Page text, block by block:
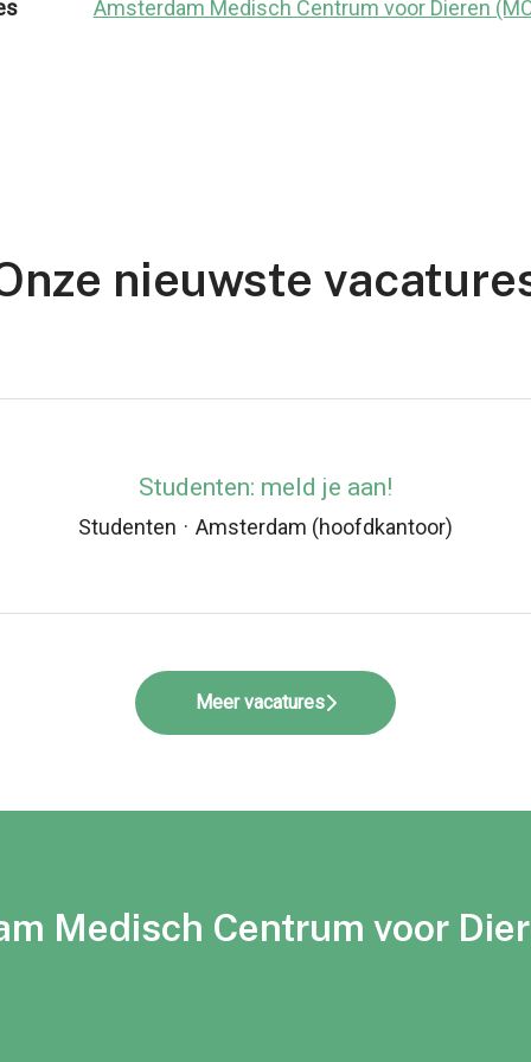
Amsterdam Medisch Centrum voor Dieren
nieuwste
Studenten: meld je aan!
Studenten · Amsterdam (hoofdkantoor)
Meer vacatures
Medisch Centrum voor